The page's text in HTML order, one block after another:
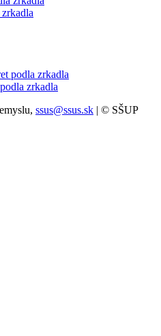
zrkadla
ssus@ssus.sk | © SŠUP